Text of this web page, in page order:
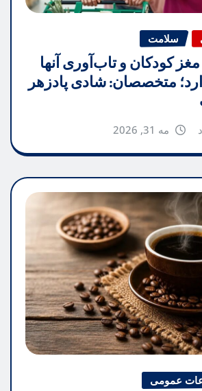
سلامت
کودکان و تاب‌آوری آنها
متخصصان: شادی پادزهر
مه 31, 2026
عمومی